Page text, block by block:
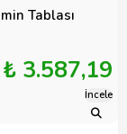
Tablası
₺ 3.587,19
İncele